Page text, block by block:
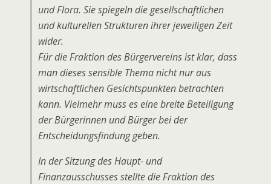
und Flora. Sie spiegeln die gesellschaftlichen
und kulturellen Strukturen ihrer jeweiligen Zeit
wider.
Für die Fraktion des Bürgervereins ist klar, dass
man dieses sensible Thema nicht nur aus
wirtschaftlichen Gesichtspunkten betrachten
kann. Vielmehr muss es eine breite Beteiligung
der Bürgerinnen und Bürger bei der
Entscheidungsfindung geben.
In der Sitzung des Haupt- und
Finanzausschusses stellte die Fraktion des